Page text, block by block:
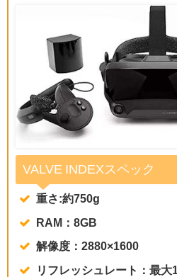
VALVE INDEXスペック
重さ:約750g
RAM：8GB
解像度：2880×1600
リフレッシュレート：最大